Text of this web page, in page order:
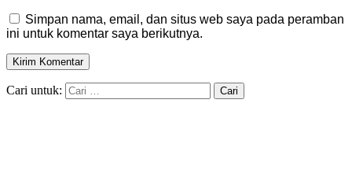
Simpan nama, email, dan situs web saya pada peramban
ini untuk komentar saya berikutnya.
Cari untuk: